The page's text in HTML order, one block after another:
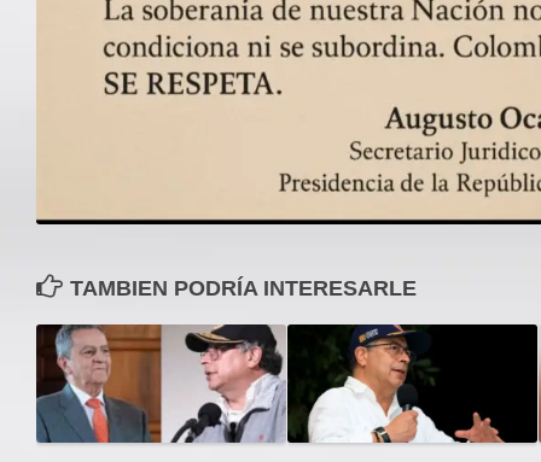
TAMBIEN PODRÍA INTERESARLE